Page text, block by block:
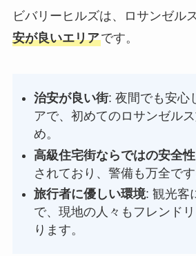
ビバリーヒルズは、ロサンゼル
安が良いエリアです。
治安が良い街: 夜間でも安心
アで、初めてのロサンゼル
め。
高級住宅街ならではの安全性
されており、警備も万全です
旅行者に優しい環境: 観光客
で、現地の人々もフレンド
ります。